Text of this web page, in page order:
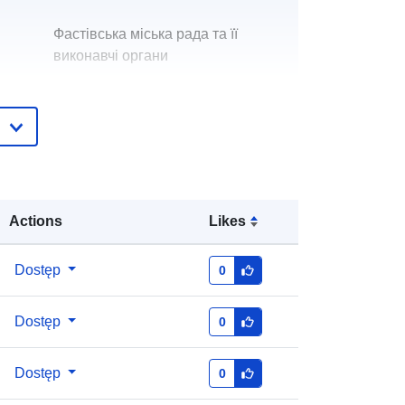
Actions Likes
Dostęp 0
Dostęp 0
Dostęp 0
Фастівська міська рада та її
виконавчі органи
Zaktualizowano dane.europa.eu:
August 2026
http://data.europa.eu/88u/dataset/bc
8a71c1-fb91-4b7b-9a8a-
4cfc36120a64